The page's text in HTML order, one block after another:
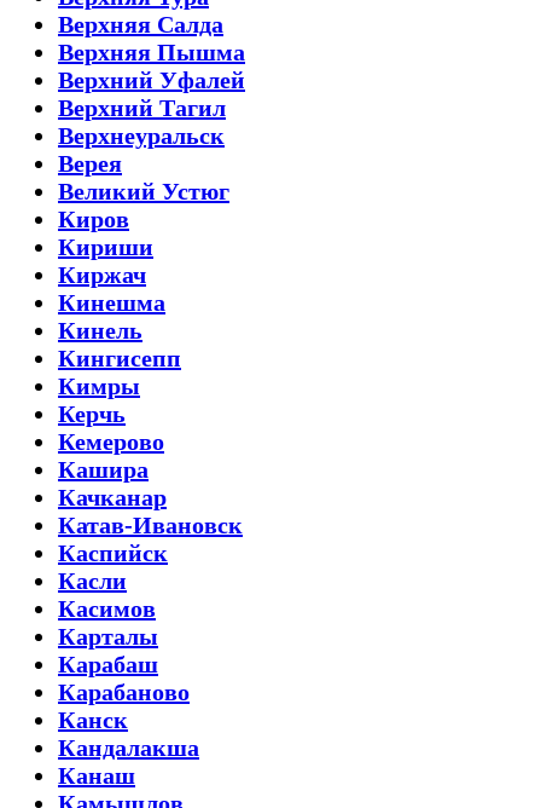
Верхняя Салда
Верхняя Пышма
Верхний Уфалей
Верхний Тагил
Верхнеуральск
Верея
Великий Устюг
Киров
Кириши
Киржач
Кинешма
Кинель
Кингисепп
Кимры
Керчь
Кемерово
Кашира
Качканар
Катав-Ивановск
Каспийск
Касли
Касимов
Карталы
Карабаш
Карабаново
Канск
Кандалакша
Канаш